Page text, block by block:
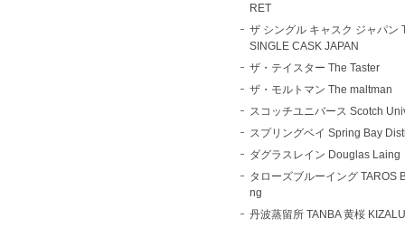
RET
ザ シングル キャスク ジャパン
SINGLE CASK JAPAN
ザ・テイスター The Taster
ザ・モルトマン The maltman
スコッチユニバース Scotch
スプリングベイ Spring Bay
ダグラスレイン Douglas Laing
タローズブルーイング TAROS
ng
丹波蒸留所 TANBA 黄桜